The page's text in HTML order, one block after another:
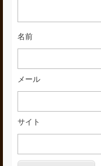
名前
メール
サイト